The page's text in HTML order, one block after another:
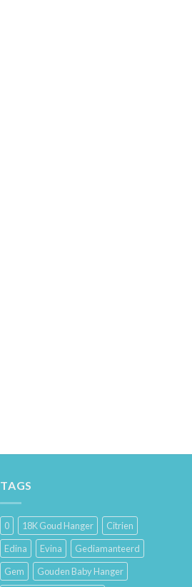
TAGS
0 18K Goud Hanger
Citrien
Edina
Evina
Gediamanteerd
Gem
Gouden Baby Hanger